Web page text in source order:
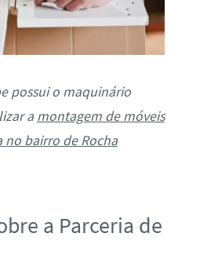
possui o maquinário
a montagem de móveis
bairro de Rocha
a Parceria de